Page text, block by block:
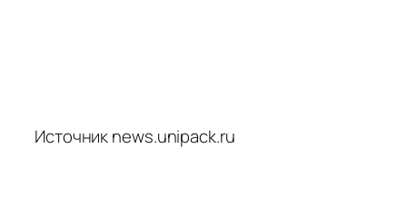
Источник news.unipack.ru